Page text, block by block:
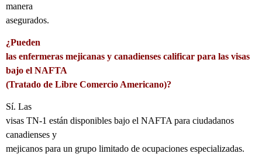
manera
asegurados.
¿Pueden
las enfermeras mejicanas y canadienses calificar para las visas
bajo el NAFTA
(Tratado de Libre Comercio Americano)?
Sí. Las
visas TN-1 están disponibles bajo el NAFTA para ciudadanos
canadienses y
mejicanos para un grupo limitado de ocupaciones especializadas.